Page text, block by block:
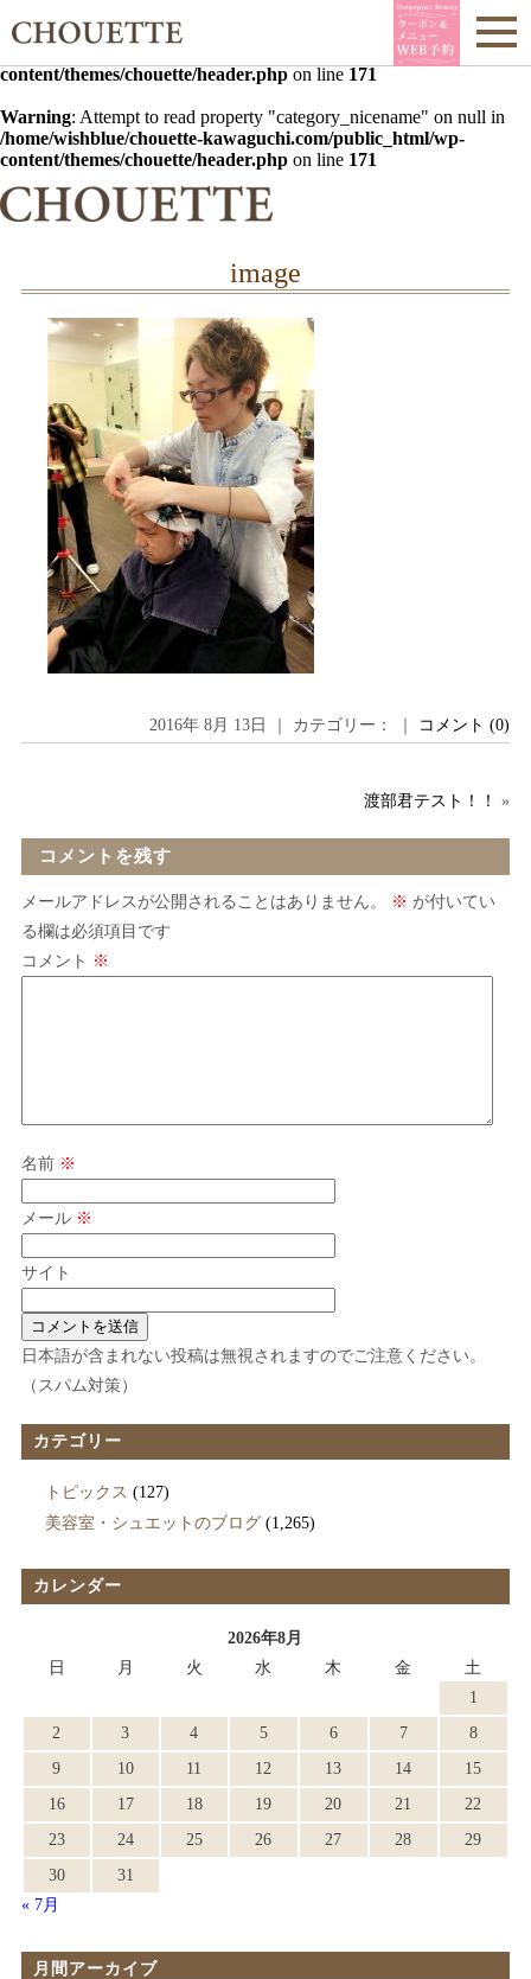
Warning : Undefined array key 0 in
/home/wishblue/chouette-
content/themes/chouette/header.php on line 171
Warning: Attempt to read property "category_nicename" on null in
/home/wishblue/chouette-kawaguchi.com/public_html/wp-
content/themes/chouette/header.php on line 171
image
2016年 8月 13日 ｜ カテゴリー： ｜ コメント (0)
渡部君テスト！！ »
コメントを残す
メールアドレスが公開されることはありません。 ※ が付いてい
る欄は必須項目です
コメント ※
名前 ※
メール ※
サイト
日本語が含まれない投稿は無視されますのでご注意ください。
（スパム対策）
カテゴリー
トピックス (127)
美容室・シュエットのブログ(1,265)
カレンダー
2026年8月
日
月 火 水 木 金
土
1
2
3 4 5 6 7
8
9
10 11 12 13 14
15
16
17 18 19 20 21
22
23
24 25 26 27 28
29
30
31
« 7月
月間アーカイブ